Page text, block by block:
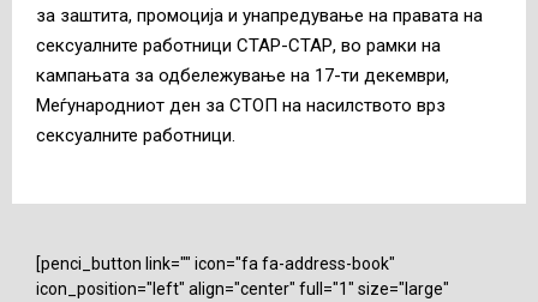
за заштита, промоција и унапредување на правата на
сексуалните работници СТАР-СТАР, во рамки на
кампањата за одбележување на 17-ти декември,
Меѓународниот ден за СТОП на насилството врз
сексуалните работници.
[penci_button link="" icon="fa fa-address-book"
icon_position="left" align="center" full="1" size="large"